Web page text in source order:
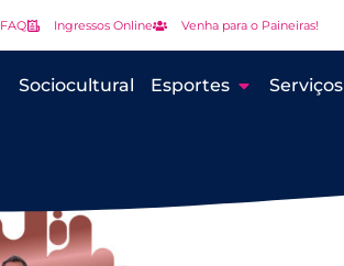
FAQ Ingressos Online Venha para o Paineiras!
Sociocultural Esportes Serviços